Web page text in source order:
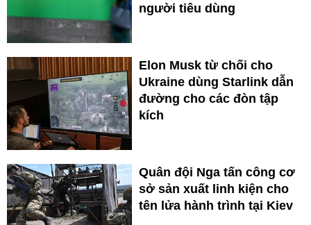
người tiêu dùng
Elon Musk từ chối cho
Ukraine dùng Starlink dẫn
đường cho các đòn tập
kích
Quân đội Nga tấn công cơ
sở sản xuất linh kiện cho
tên lửa hành trình tại Kiev